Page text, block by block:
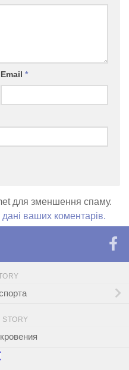
Email *
для зменшення спаму.
ваших коментарів.
STORY